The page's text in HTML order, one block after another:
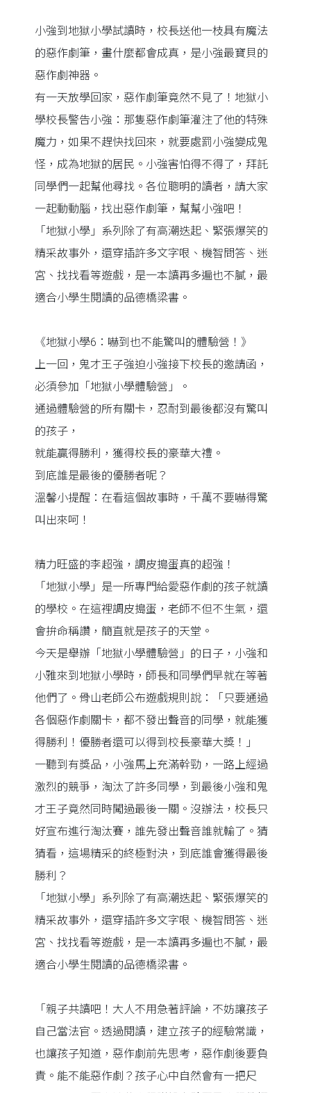
小強到地獄小學試讀時，校長送他一枝具有魔法
的惡作劇筆，畫什麼都會成真，是小強最寶貝的
惡作劇神器。
有一天放學回家，惡作劇筆竟然不見了！地獄小
學校長警告小強：那隻惡作劇筆灌注了他的特殊
魔力，如果不趕快找回來，就要處罰小強變成鬼
怪，成為地獄的居民。小強害怕得不得了，拜託
同學們一起幫他尋找。各位聰明的讀者，請大家
一起動動腦，找出惡作劇筆，幫幫小強吧！
「地獄小學」系列除了有高潮迭起、緊張爆笑的
精采故事外，還穿插許多文字哏、機智問答、迷
宮、找找看等遊戲，是一本讀再多遍也不膩，最
適合小學生閱讀的品德橋梁書。
《地獄小學6：嚇到也不能驚叫的體驗營！》
上一回，鬼才王子強迫小強接下校長的邀請函，
必須參加「地獄小學體驗營」。
通過體驗營的所有關卡，忍耐到最後都沒有驚叫
的孩子，
就能贏得勝利，獲得校長的豪華大禮。
到底誰是最後的優勝者呢？
溫馨小提醒：在看這個故事時，千萬不要嚇得驚
叫出來呵！
精力旺盛的李超強，調皮搗蛋真的超強！
「地獄小學」是一所專門給愛惡作劇的孩子就讀
的學校。在這裡調皮搗蛋，老師不但不生氣，還
會拚命稱讚，簡直就是孩子的天堂。
今天是舉辦「地獄小學體驗營」的日子，小強和
小雅來到地獄小學時，師長和同學們早就在等著
他們了。骨山老師公布遊戲規則說：「只要通過
各個惡作劇關卡，都不發出聲音的同學，就能獲
得勝利！優勝者還可以得到校長豪華大獎！」
一聽到有獎品，小強馬上充滿幹勁，一路上經過
激烈的競爭，淘汰了許多同學，到最後小強和鬼
才王子竟然同時闖過最後一關。沒辦法，校長只
好宣布進行淘汰賽，誰先發出聲音誰就輸了。猜
猜看，這場精采的終極對決，到底誰會獲得最後
勝利？
「地獄小學」系列除了有高潮迭起、緊張爆笑的
精采故事外，還穿插許多文字哏、機智問答、迷
宮、找找看等遊戲，是一本讀再多遍也不膩，最
適合小學生閱讀的品德橋梁書。
「親子共讀吧！大人不用急著評論，不妨讓孩子
自己當法官。透過閱讀，建立孩子的經驗常識，
也讓孩子知道，惡作劇前先思考，惡作劇後要負
責。能不能惡作劇？孩子心中自然會有一把尺